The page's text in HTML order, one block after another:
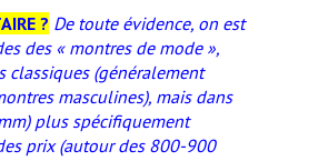
? De toute évidence, on est
des « montres de mode »,
classiques (généralement
masculines), mais dans
plus spécifiquement
prix (autour des 800-900